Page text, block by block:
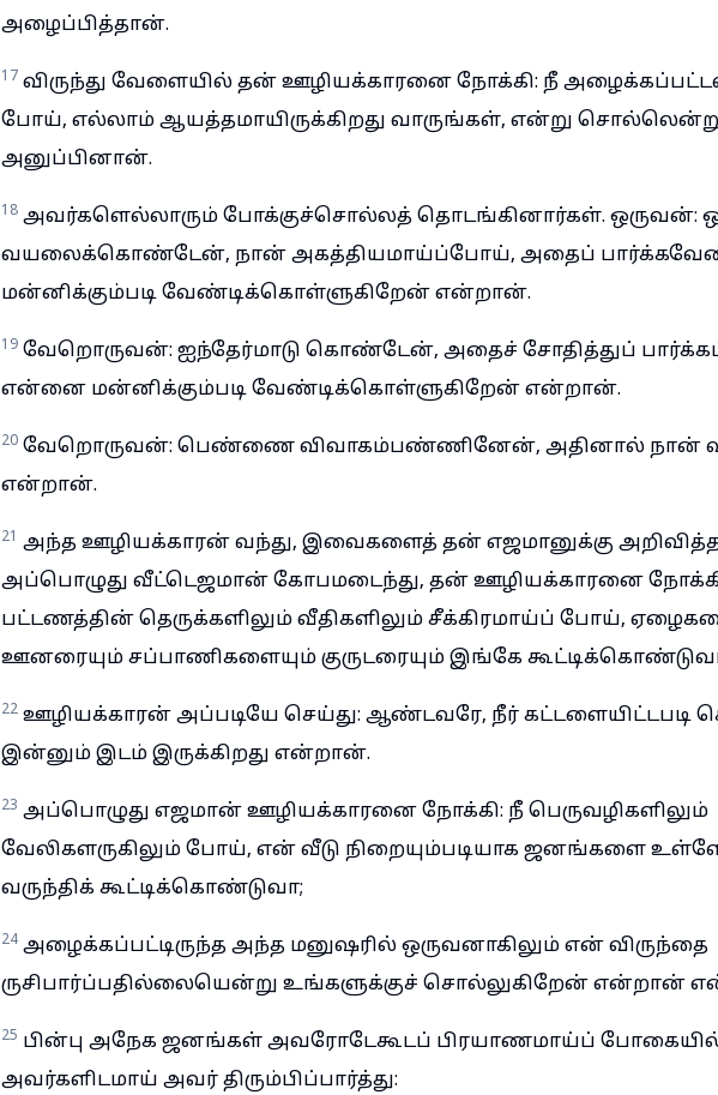
அழைப்பித்தான்.
17 விருந்து வேளையில் தன் ஊழியக்காரனை நோக்கி: நீ
போய், எல்லாம் ஆயத்தமாயிருக்கிறது வாருங்கள், என்று
அனுப்பினான்.
18 அவர்களெல்லாரும் போக்குச்சொல்லத் தொடங்கினார்கள். ஒருவன்:
வயலைக்கொண்டேன், நான் அகத்தியமாய்ப்போய், அதைப்
மன்னிக்கும்படி வேண்டிக்கொள்ளுகிறேன் என்றான்.
19 வேறொருவன்: ஐந்தேர்மாடு கொண்டேன், அதைச் சோதித்துப்
என்னை மன்னிக்கும்படி வேண்டிக்கொள்ளுகிறேன் என்றான்.
20 வேறொருவன்: பெண்ணை விவாகம்பண்ணினேன், அதினால் நான்
என்றான்.
21 அந்த ஊழியக்காரன் வந்து, இவைகளைத் தன் எஜமானுக்கு
அப்பொழுது வீட்டெஜமான் கோபமடைந்து, தன் ஊழியக்காரனை
பட்டணத்தின் தெருக்களிலும் வீதிகளிலும் சீக்கிரமாய்ப் போய்,
ஊனரையும் சப்பாணிகளையும் குருடரையும் இங்கே
22 ஊழியக்காரன் அப்படியே செய்து: ஆண்டவரே, நீர் கட்டளையிட்டபடி
இன்னும் இடம் இருக்கிறது என்றான்.
23 அப்பொழுது எஜமான் ஊழியக்காரனை நோக்கி: நீ பெருவழிகளிலும்
வேலிகளருகிலும் போய், என் வீடு நிறையும்படியாக ஜனங்களை உள்ளே
வருந்திக் கூட்டிக்கொண்டுவா;
24 அழைக்கப்பட்டிருந்த அந்த மனுஷரில் ஒருவனாகிலும் என் விருந்தை
ருசிபார்ப்பதில்லையென்று உங்களுக்குச் சொல்லுகிறேன் என்றான்
25 பின்பு அநேக ஜனங்கள் அவரோடேகூடப் பிரயாணமாய்ப்
அவர்களிடமாய் அவர் திரும்பிப்பார்த்து: